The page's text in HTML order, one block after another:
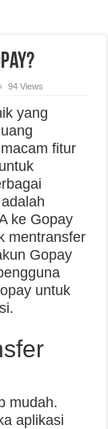
94 Views
yang
fitur
ke Gopay
mentransfer
Gopay
untuk
mudah.
aplikasi